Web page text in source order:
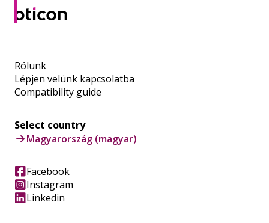
Rólunk
Lépjen velünk kapcsolatba
Compatibility guide
Select country
Magyarország (magyar)
Facebook
Instagram
Linkedin